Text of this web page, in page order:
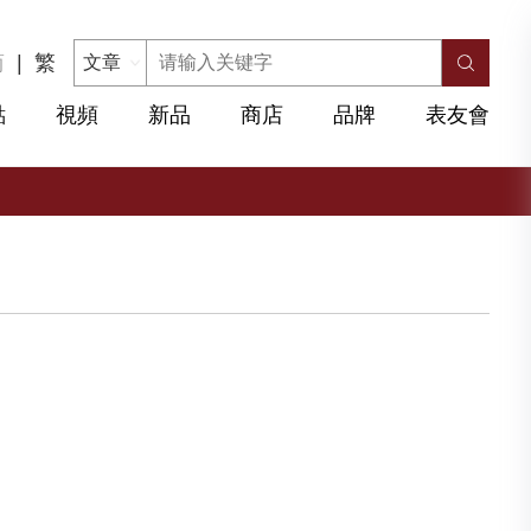
| 繁
視頻 新品 商店 品牌 表友會